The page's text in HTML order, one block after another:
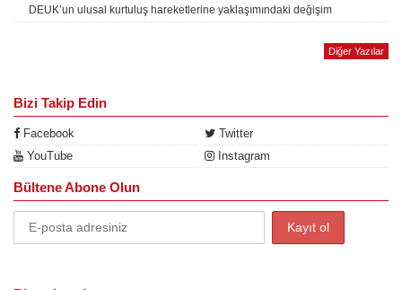
DEUK’un ulusal kurtuluş hareketlerine yaklaşımındaki değişim
Diğer Yazılar
Bizi Takip Edin
Facebook
Twitter
YouTube
Instagram
Bültene Abone Olun